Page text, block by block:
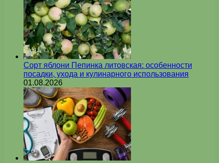
Сорт яблони Пепинка литовская: особенности
посадки, ухода и кулинарного использования
01.08.2026